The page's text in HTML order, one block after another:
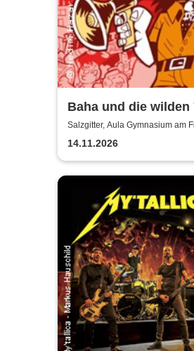
Baha und die wilden
Aula Gymnasium am
Fredenberg
Salzgitter, Aula Gymnasium am
14.11.2026